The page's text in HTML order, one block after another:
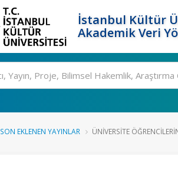
İstanbul Kültür
Akademik Veri
SON EKLENEN YAYINLAR ÜNIVERSITE